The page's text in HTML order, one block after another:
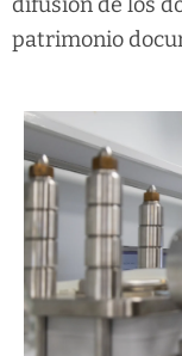
patrimonio